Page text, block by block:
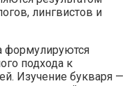
лингвистов и
формулируются
подхода к
Изучение букваря —